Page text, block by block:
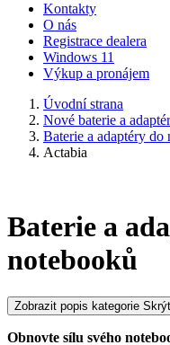
Kontakty
O nás
Registrace dealera
Windows 11
Výkup a pronájem
Úvodní strana
Nové baterie a
Baterie a adaptéry do
Actabia
Baterie a
notebooků
Zobrazit popis kategorie
Obnovte sílu svého